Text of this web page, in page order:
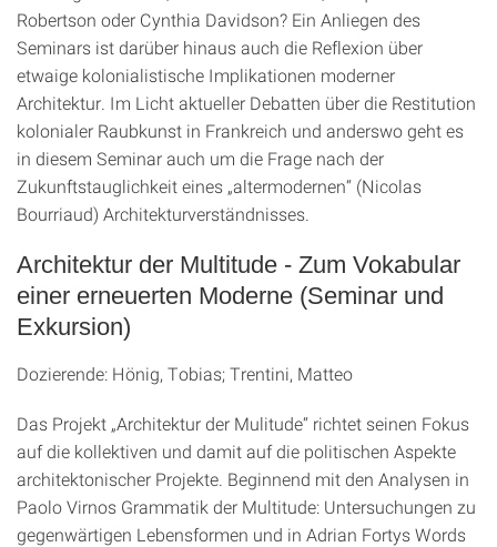
Robertson oder Cynthia Davidson? Ein Anliegen des
Seminars ist darüber hinaus auch die Reflexion über
etwaige kolonialistische Implikationen moderner
Architektur. Im Licht aktueller Debatten über die Restitution
kolonialer Raubkunst in Frankreich und anderswo geht es
in diesem Seminar auch um die Frage nach der
Zukunftstauglichkeit eines „altermodernen“ (Nicolas
Bourriaud) Architekturverständnisses.
Architektur der Multitude - Zum Vokabular
einer erneuerten Moderne (Seminar und
Exkursion)
Dozierende: Hönig, Tobias; Trentini, Matteo
Das Projekt „Architektur der Mulitude“ richtet seinen Fokus
auf die kollektiven und damit auf die politischen Aspekte
architektonischer Projekte. Beginnend mit den Analysen in
Paolo Virnos Grammatik der Multitude: Untersuchungen zu
gegenwärtigen Lebensformen und in Adrian Fortys Words